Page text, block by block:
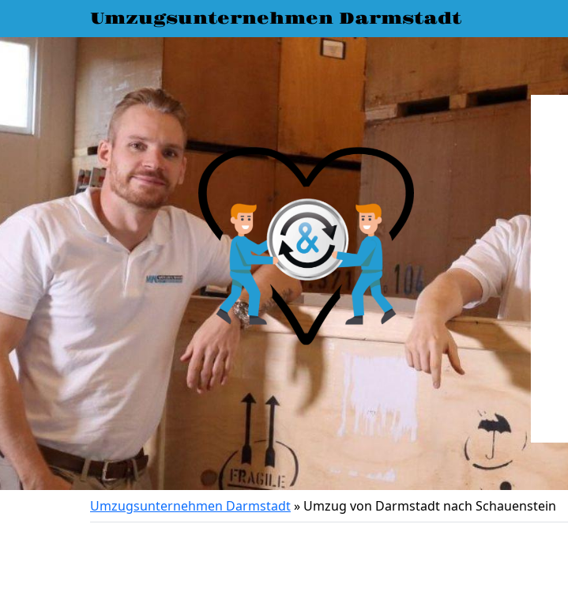
Umzugsunternehmen Darmstadt
Umzugsunternehmen Darmstadt» Umzug von Darmstadt nach Schauenstein